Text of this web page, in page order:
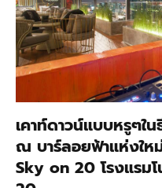
เคาท์ดาวน์แบบหรูๆ
ณ บาร์ลอยฟ้าแห่งใ
Sky on 20 โรงแรม